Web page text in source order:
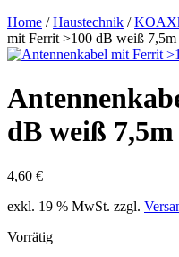
Home /Haustechnik /
mit Ferrit >100 dB weiß 7,5m
dB weiß 7,5m
4,60 €
exkl. 19 % MwSt. zzgl.
Vorrätig